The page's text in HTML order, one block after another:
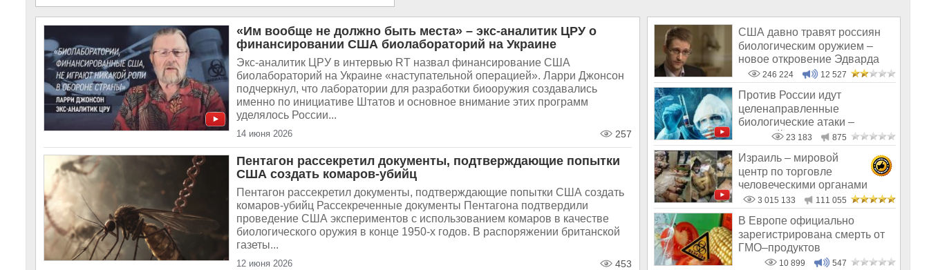
«Им вообще не должно быть места» – экс-аналитик ЦРУ о
финансировании США биолабораторий на Украине
Экс-аналитик ЦРУ в интервью RT назвал финансирование США
биолабораторий на Украине «наступательной операцией». Ларри Джонсон
подчеркнул, что лаборатории для разработки биооружия создавались
именно по инициативе Штатов и основное внимание этих программ
уделялось России...
14 июня 2026 257
Пентагон рассекретил документы, подтверждающие попытки
США создать комаров-убийц
Пентагон рассекретил документы, подтверждающие попытки США создать
комаров-убийц Рассекреченные документы Пентагона подтвердили
проведение США экспериментов с использованием комаров в качестве
биологического оружия в конце 1950-х годов. В распоряжении британской
газеты...
12 июня 2026 453
США давно травят россиян
биологическим оружием –
новое откровение Эдварда
Сноудена
246 224 12 527
Против России идут
целенаправленные
биологические атаки –
Валерий Филимонов
23 183 875
Израиль – мировой
центр по торговле
человеческими органами
3 015 133 111 055
В Европе официально
зарегистрирована смерть от
ГМО–продуктов
10 899 547